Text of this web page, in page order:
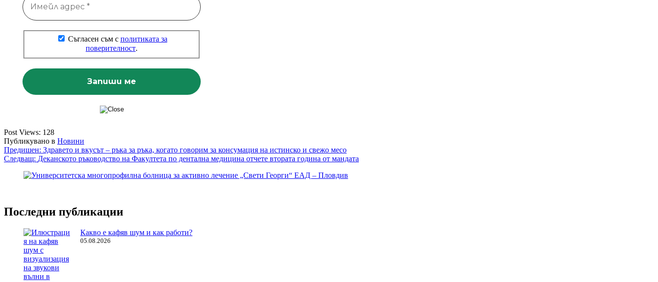
Съгласен съм с политиката за
поверителност.
Post Views: 128
Публикувано в Новини
Навигация
Предишен: Здравето и вкусът – ръка за ръка, когато говорим за консумация на истинско и свежо месо
Следващ: Деканското ръководство на Факултета по дентална медицина отчете втората година от мандата
Последни публикации
Какво е кафяв шум и как работи?
05.08.2026